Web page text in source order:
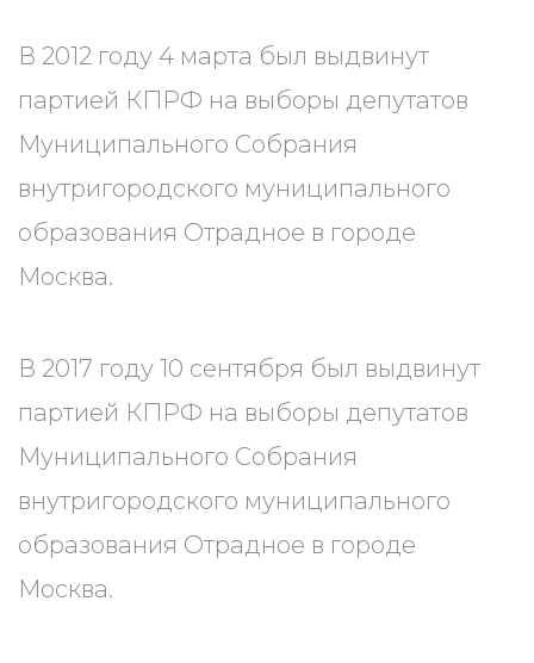
В 2012 году 4 марта был выдвинут
партией КПРФ на выборы депутатов
Муниципального Собрания
внутригородского муниципального
образования Отрадное в городе
Москва.
В 2017 году 10 сентября был выдвинут
партией КПРФ на выборы депутатов
Муниципального Собрания
внутригородского муниципального
образования Отрадное в городе
Москва.